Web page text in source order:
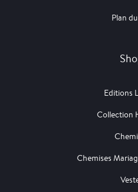
Plan
Editions
Collection
Chemises